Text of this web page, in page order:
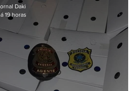
Daki
19 horas